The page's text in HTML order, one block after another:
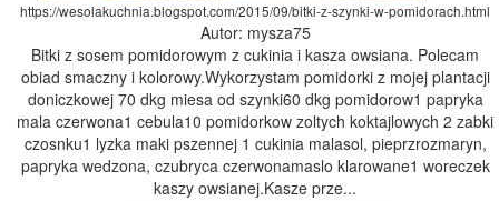
https://wesolakuchnia.blogspot.com/2015/09/bitki-z-szynki-w-pomidorach.html
Autor: mysza75
Bitki z sosem pomidorowym z cukinia i kasza owsiana. Polecam
obiad smaczny i kolorowy.Wykorzystam pomidorki z mojej plantacji
doniczkowej 70 dkg miesa od szynki60 dkg pomidorow1 papryka
mala czerwona1 cebula10 pomidorkow zoltych koktajlowych 2 zabki
czosnku1 lyzka maki pszennej 1 cukinia malasol, pieprzrozmaryn,
papryka wedzona, czubryca czerwonamaslo klarowane1 woreczek
kaszy owsianej.Kasze prze...